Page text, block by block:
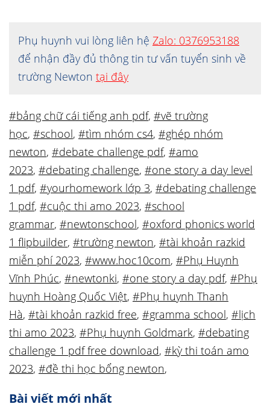
Phụ huynh vui lòng liên hệ Zalo: 0376953188
để nhận đầy đủ thông tin tư vấn tuyển sinh về
trường Newton tại đây
#bảng chữ cái tiếng anh pdf, #vẽ trường
học, #school, #tìm nhóm cs4, #ghép nhóm
newton, #debate challenge pdf, #amo
2023, #debating challenge, #one story a day level
1 pdf, #yourhomework lớp 3, #debating challenge
1 pdf, #cuộc thi amo 2023, #school
grammar, #newtonschool, #oxford phonics world
1 flipbuilder, #trường newton, #tài khoản razkid
miễn phí 2023, #www.hoc10com, #Phụ Huynh
Vĩnh Phúc, #newtonki, #one story a day pdf, #Phụ
huynh Hoàng Quốc Việt, #Phụ huynh Thanh
Hà, #tài khoản razkid free, #gramma school, #lịch
thi amo 2023, #Phụ huynh Goldmark, #debating
challenge 1 pdf free download, #kỳ thi toán amo
2023, #đề thi học bổng newton,
Bài viết mới nhất